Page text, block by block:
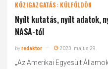
KÖZIGAZGATÁS: KÜLFÖLDÖN
Nyílt kutatás, nyílt adatok,
NASA-tól
byredaktor 2023. május 29.
„Az Amerikai Egyesült